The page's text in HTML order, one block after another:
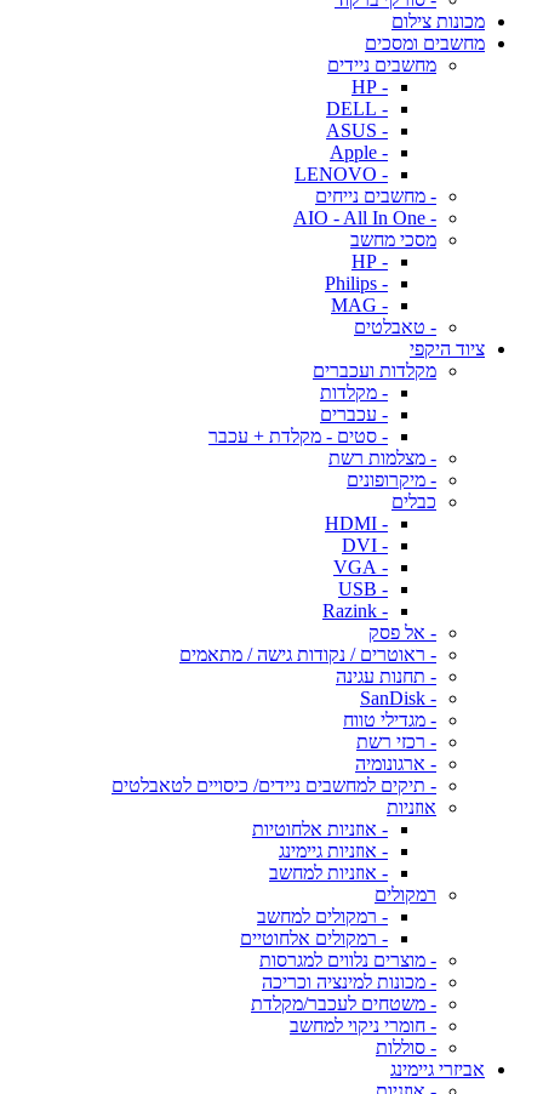
מכונות צילום
מחשבים ומסכים
מחשבים ניידים
- HP
- DELL
- ASUS
- Apple
- LENOVO
- מחשבים נייחים
- AIO - All In One
מסכי מחשב
- HP
- Philips
- MAG
- טאבלטים
ציוד היקפי
מקלדות ועכברים
- מקלדות
- עכברים
- סטים - מקלדת + עכבר
- מצלמות רשת
- מיקרופונים
כבלים
- HDMI
- DVI
- VGA
- USB
- Razink
- אל פסק
- ראוטרים / נקודות גישה / מתאמים
- תחנות עגינה
- SanDisk
- מגדילי טווח
- רכזי רשת
- ארגונומיה
- תיקים למחשבים ניידים/ כיסויים לטאבלטים
אוזניות
- אוזניות אלחוטיות
- אוזניות גיימינג
- אוזניות למחשב
רמקולים
- רמקולים למחשב
- רמקולים אלחוטיים
- מוצרים נלווים למגרסות
- מכונות למינציה וכריכה
- משטחים לעכבר/מקלדת
- חומרי ניקוי למחשב
- סוללות
אביזרי גיימינג